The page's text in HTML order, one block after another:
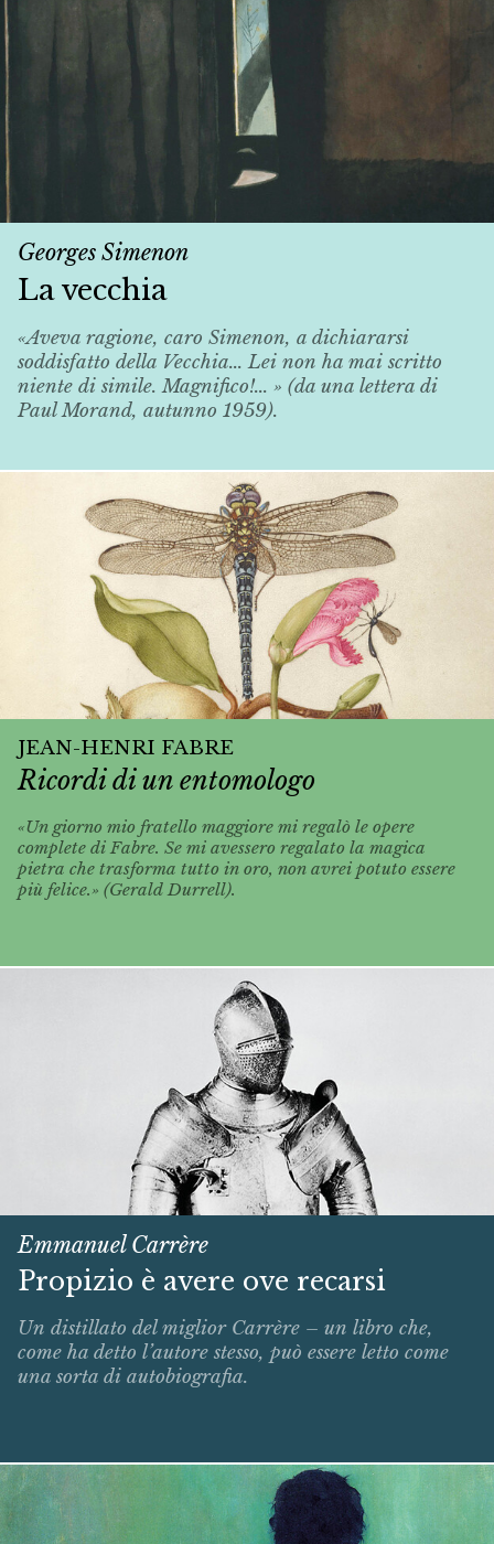
Georges Simenon
La vecchia
«Aveva ragione, caro Simenon, a dichiararsi
soddisfatto della Vecchia... Lei non ha mai scritto
niente di simile. Magnifico!... » (da una lettera di
Paul Morand, autunno 1959).
JEAN-HENRI FABRE
Ricordi di un entomologo
«Un giorno mio fratello maggiore mi regalò le opere
complete di Fabre. Se mi avessero regalato la magica
pietra che trasforma tutto in oro, non avrei potuto essere
più felice.» (Gerald Durrell).
Emmanuel Carrère
Propizio è avere ove recarsi
Un distillato del miglior Carrère – un libro che,
come ha detto l’autore stesso, può essere letto come
una sorta di autobiografia.